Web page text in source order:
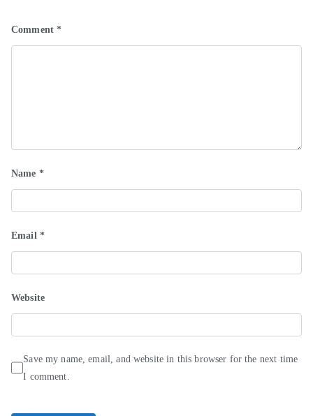
Comment*
Name *
Email *
Website
Save my name, email, and website in this browser for the next time
I comment.